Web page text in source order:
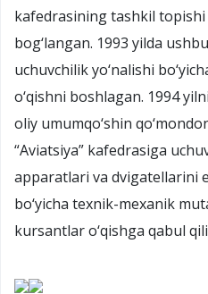
kafedrasining tashkil topishi
bog‘langan. 1993 yilda
uchuvchilik yo‘nalishi
o‘qishni boshlagan. 1994
oliy umumqo‘shin
“Aviatsiya” kafedrasiga
apparatlari va dvigatellarini
bo‘yicha texnik-mexanik
kursantlar o‘qishga qabul